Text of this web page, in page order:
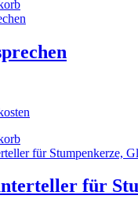
für